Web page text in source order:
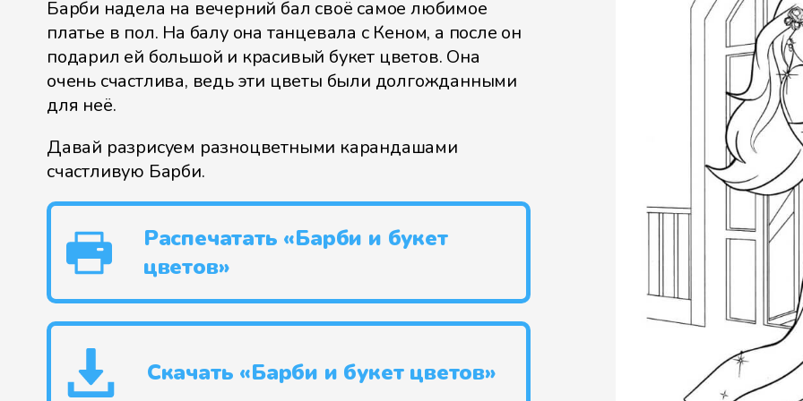
Барби надела на вечерний бал своё самое любимое
платье в пол. На балу она танцевала с Кеном, а после он
подарил ей большой и красивый букет цветов. Она
очень счастлива, ведь эти цветы были долгожданными
для неё.
Давай разрисуем разноцветными карандашами
счастливую Барби.
Распечатать «Барби и букет
цветов»
Скачать «Барби и букет цветов»